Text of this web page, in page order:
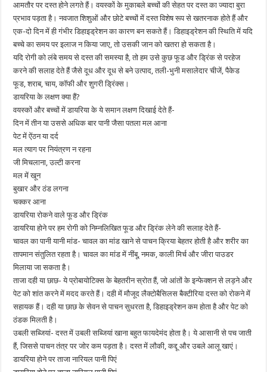
आमतौर पर दस्त होने लगते हैं। वयस्कों के मुकाबले बच्चों की सेहत पर दस्त का ज्यादा बुरा
प्रभाव पड़ता है। नवजात शिशुओं और छोटे बच्चों में दस्त विशेष रूप से खतरनाक होते हैं और
एक-दो दिन में ही गंभीर डिहाइड्रेशन का कारण बन सकते हैं। डिहाइड्रेशन की स्थिति में यदि
बच्चे का समय पर इलाज न किया जाए, तो उसकी जान को खतरा हो सकता है।
यदि रोगी को लंबे समय से दस्त की समस्या है, तो हम उसे कुछ फूड और ड्रिंक से परहेज
करने की सलाह देते हैं जैसे दूध और दूध से बने उत्पाद, तली-भुनी मसालेदार चीजें, पैकेड
फूड, शराब, चाय, कॉफी और शुगरी ड्रिंक्स।
डायरिया के लक्षण क्या हैं?
वयस्कों और बच्चों में डायरिया के ये समान लक्षण दिखाई देते हैं-
दिन में तीन या उससे अधिक बार पानी जैसा पतला मल आना
पेट में ऐंठन या दर्द
मल त्याग पर नियंत्रण न रहना
जी मिचलाना, उल्टी करना
मल में खून
बुखार और ठंड लगना
चक्कर आना
डायरिया रोकने वाले फूड और ड्रिंक
डायरिया होने पर हम रोगी को निम्नलिखित फूड और ड्रिंक लेने की सलाह देते हैं-
चावल का पानी यानी मांड- चावल का मांड खाने से पाचन क्रिया बेहतर होती है और शरीर का
तापमान संतुलित रहता है। चावल का मांड में नींबू, नमक, काली मिर्च और जीरा पाउडर
मिलाया जा सकता है।
ताजा दही या छाछ- ये प्रोबायोटिक्स के बेहतरीन स्रोत हैं, जो आंतों के इन्फेक्शन से लड़ने और
पेट को शांत करने में मदद करते हैं। दही में मौजूद लैक्टोबैसिलस बैक्टीरिया दस्त को रोकने में
सहायक हैं। दही या छाछ के सेवन से पाचन सुधरता है, डिहाइड्रेशन कम होता है और पेट को
ठंडक मिलती है।
उबली सब्जियां- दस्त में उबली सब्जियां खाना बहुत फायदेमंद होता है। ये आसानी से पच जाती
हैं, जिससे पाचन तंत्र पर जोर कम पड़ता है। दस्त में लौकी, कद्दू और उबले आलू खाएं।
डायरिया होने पर ताजा नारियल पानी पिएं